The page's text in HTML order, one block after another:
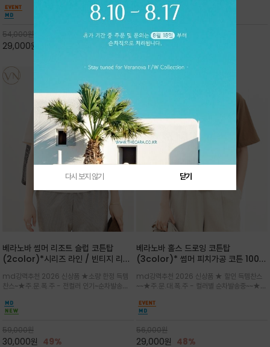
안함을 동시에 느낄수 있으며 차분하고 필요한
컬러웨이로 단독 또는 린넨 자켓/ 여름점퍼 안에
코디하기 만능템 입니다^^
54,000원
29,000원
핏 강연티셔츠
한 착용감을 선사하며, 자연스럽게 떨어지는 실루
엣이 편안하며 ★도회적인 무드로 루즈하게 단독
65,000원
30,000
베라노바 썸머 리조트 슬럽 코튼탑
(2color)*시리즈 라인 / 빈티지 리조
는 가벼운 코튼 터치의 반팔 티셔츠입니
다
md강력추천 2026 신상품 ★소량 한정 득템
찬스~★주.문.폭.주 - 전컬러 인기~순차발송중
아(Sepia)나 파스텔 톤의 해변 풍경으로 세련
된 뮤트톤 컬러 팔레트로 빈티지한 무드의 선샤
인 프린트가 더해져 담백하면서도 감각
59,000원
30,000원 49%
베라노바 홀스 드로잉 코튼탑
(3color)* 썸머 피치가공 코튼 100프
의 미를 살려 말의 윤곽선만 스케치하여
감성을 담은 아이템
md강력추천 2026 신상품 ★ 할인 득템찬스
~~★주.문.대.폭.주 - 컬러별 순차발송중~~★프
말(Horse) 드로잉 티셔츠는 여유로운 실루엣과
감각적인 아트워크로 고급스러운 여름 스타일링
을 완성할 수 있습니다
56,000원
29,000원 48%
다시 보지 않기 닫기